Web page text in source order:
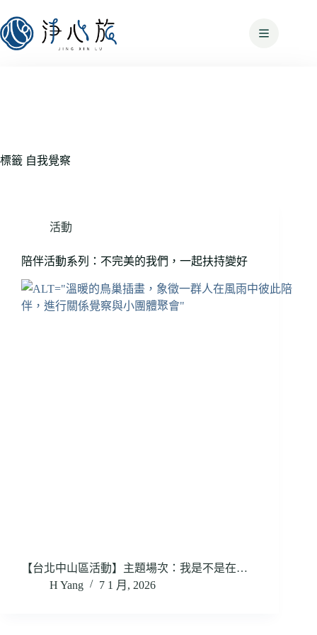
標籤 自我覺察
活動
陪伴活動系列：不完美的我們，一起扶持變好
【台北中山區活動】主題場次：我是不是在…
H Yang
7 1 月, 2026